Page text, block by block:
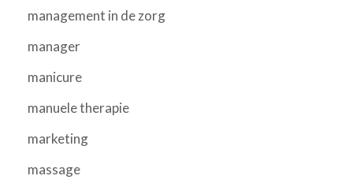
management in de zorg
manager
manicure
manuele therapie
marketing
massage